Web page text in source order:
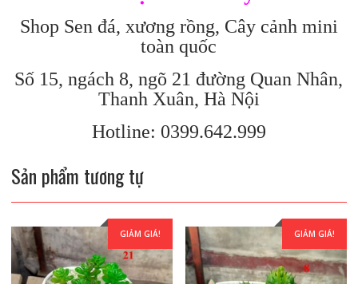
Shop Sen đá, xương rồng, Cây cảnh mini
toàn quốc
Số 15, ngách 8, ngõ 21 đường Quan Nhân,
Thanh Xuân, Hà Nội
Hotline: 0399.642.999
Sản phẩm tương tự
GIẢM GIÁ! GIẢM GIÁ!